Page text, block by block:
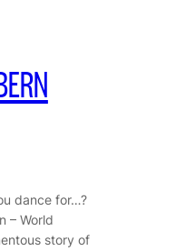
dance for…?
– World
story of